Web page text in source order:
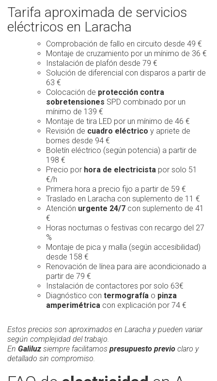
Tarifa aproximada de servicios
eléctricos en Laracha
Comprobación de fallo en circuito desde 49 €
Montaje de cruzamiento por un mínimo de 36 €
Instalación de plafón desde 79 €
Solución de diferencial con disparos a partir de
63 €
Colocación de protección contra
sobretensiones SPD combinado por un
mínimo de 139 €
Montaje de tira LED por un mínimo de 46 €
Revisión de cuadro eléctrico y apriete de
bornes desde 94 €
Boletín eléctrico (según potencia) a partir de
198 €
Precio por hora de electricista por solo 51
€/h
Primera hora a precio fijo a partir de 59 €
Traslado en Laracha con suplemento de 11 €
Atención urgente 24/7 con suplemento de 41
€
Horas nocturnas o festivas con recargo del 27
%
Montaje de pica y malla (según accesibilidad)
desde 158 €
Renovación de línea para aire acondicionado a
partir de 79 €
Instalación de contactores por solo 63€
Diagnóstico con termografía o pinza
amperimétrica con explicación por 74 €
Estos precios son aproximados en Laracha y pueden variar
según complejidad del trabajo.
En Galiluz siempre facilitamos presupuesto previo claro y
detallado sin compromiso.